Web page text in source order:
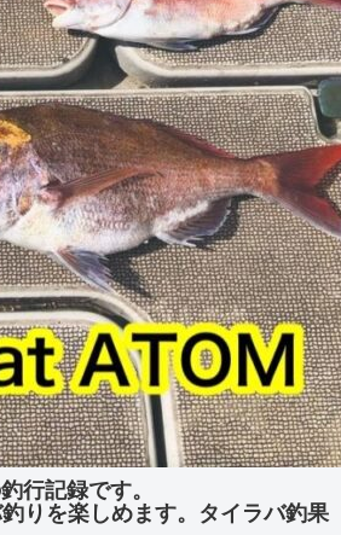
行記録です。
りを楽しめます。タイラバ釣果